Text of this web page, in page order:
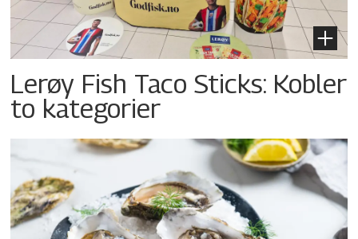
Lerøy Fish Taco Sticks: Kobler
to kategorier